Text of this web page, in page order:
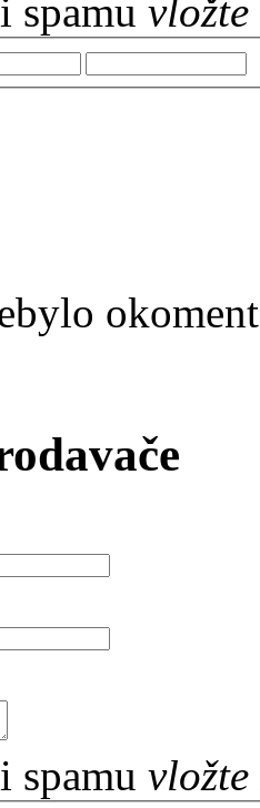
spamu
spamu